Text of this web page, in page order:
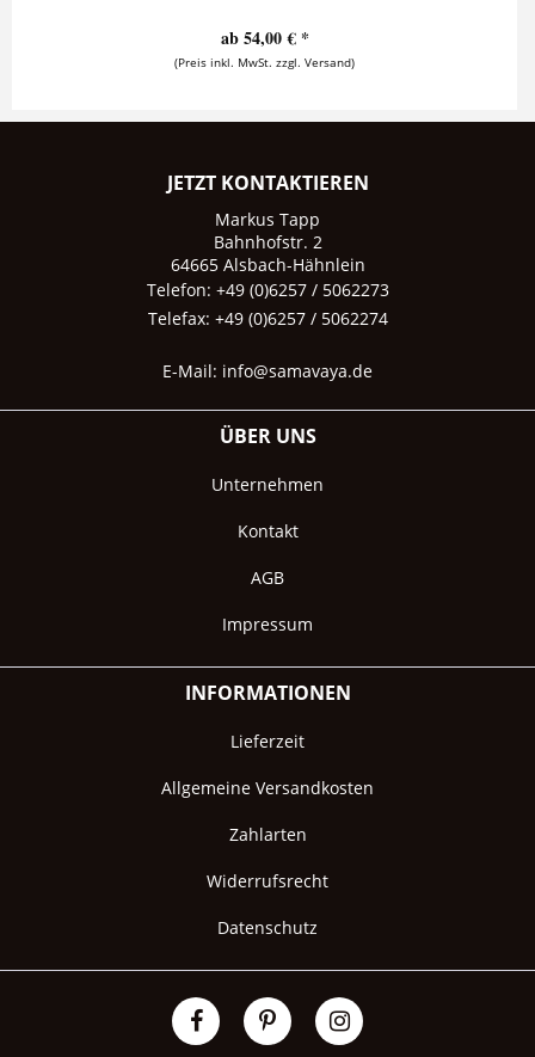
ab 54,00 € *
(Preis inkl. MwSt. zzgl. Versand)
JETZT KONTAKTIEREN
Markus Tapp
Bahnhofstr. 2
64665 Alsbach-Hähnlein
Telefon: +49 (0)6257 / 5062273
Telefax: +49 (0)6257 / 5062274
E-Mail: info@samavaya.de
ÜBER UNS
Unternehmen
Kontakt
AGB
Impressum
INFORMATIONEN
Lieferzeit
Allgemeine Versandkosten
Zahlarten
Widerrufsrecht
Datenschutz